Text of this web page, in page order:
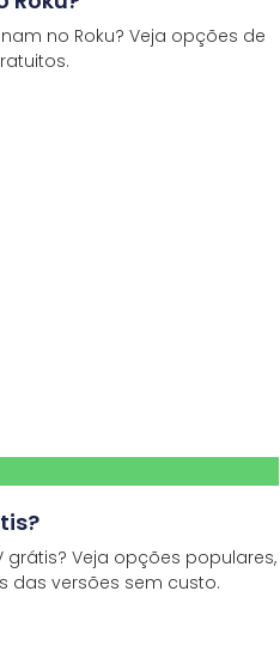
no Roku? Veja opções de
grátis? Veja opções populares,
das versões sem custo.